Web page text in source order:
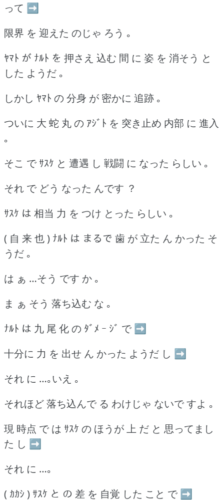
って ➡
限界 を 迎えた のじゃ ろう ｡
ﾔﾏﾄ が ﾅﾙﾄ を 押さえ 込む 間 に 姿 を 消そう と
した ようだ ｡
しかし ﾔﾏﾄ の 分身 が 密かに 追跡 ｡
ついに 大 蛇 丸 の ｱｼﾞﾄ を 突き止め 内部 に 進入
｡
そこ で ｻｽｹ と 遭遇 し 戦闘 に なった らしい ｡
それ で どう なった んです ？
ｻｽｹ は 相当 力 を つけ とった らしい ｡
( 自 来 也 ) ﾅﾙﾄ は まるで 歯 が 立た ん かった そ
うだ ｡
は ぁ …そう です か ｡
ま ぁ そう 落ち込む な ｡
ﾅﾙﾄ は 九 尾 化 の ﾀﾞﾒ ｰ ｼﾞ で ➡
十分に 力 を 出せ ん かった ようだ し ➡
それ に …｡いえ ｡
それほど 落ち込んで る わけじゃ ないで すよ ｡
現 時点 で は ｻｽｹ の ほうが 上 だ と 思ってまし
た し ➡
それ に …｡
( ｶｶｼ ) ｻｽｹ と の 差 を 自覚 した こと で ➡